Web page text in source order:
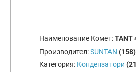
Наименование Комет:TANT
Производител:SUNTAN (158)
Категория: Кондензатори